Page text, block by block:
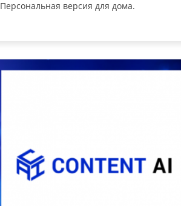
Персональная версия для дома.